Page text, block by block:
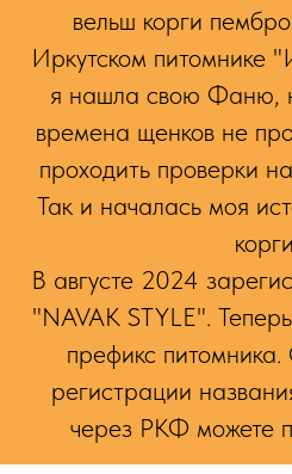
вельш корги
Иркутском питомнике
я нашла свою Фаню,
времена щенков не
проходить проверки
Так и началась моя
В августе 2024
"NAVAK STYLE".
префикс питомника.
регистрации
через РКФ можете